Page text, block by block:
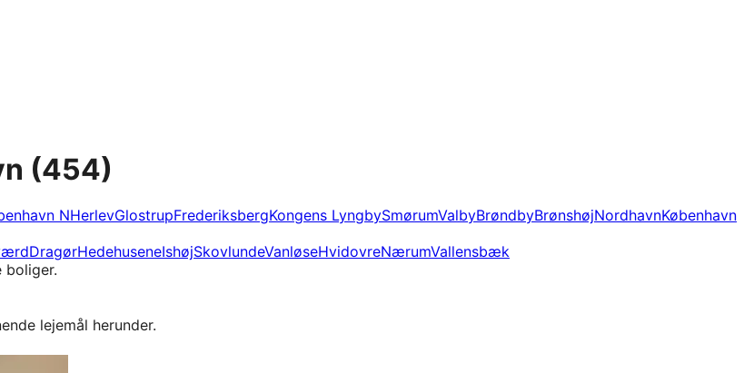
(454)
NHerlevGlostrupFrederiksbergKongens LyngbySmørumValbyBrøndbyBrønshøjNordhavnKøbenhavn
DragørHedehuseneIshøjSkovlundeVanløseHvidovreNærumVallensbæk
boliger.
lejemål herunder.